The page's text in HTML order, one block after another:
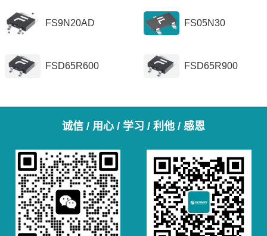
FS9N20AD FS05N30
FSD65R600 FSD65R900
诚信 / 用心 / 学习 / 利他 / 感恩